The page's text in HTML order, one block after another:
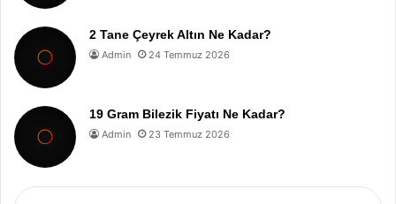
2 Tane Çeyrek Altın Ne Kadar?
Admin 24 Temmuz 2026
19 Gram Bilezik Fiyatı Ne Kadar?
Admin 23 Temmuz 2026